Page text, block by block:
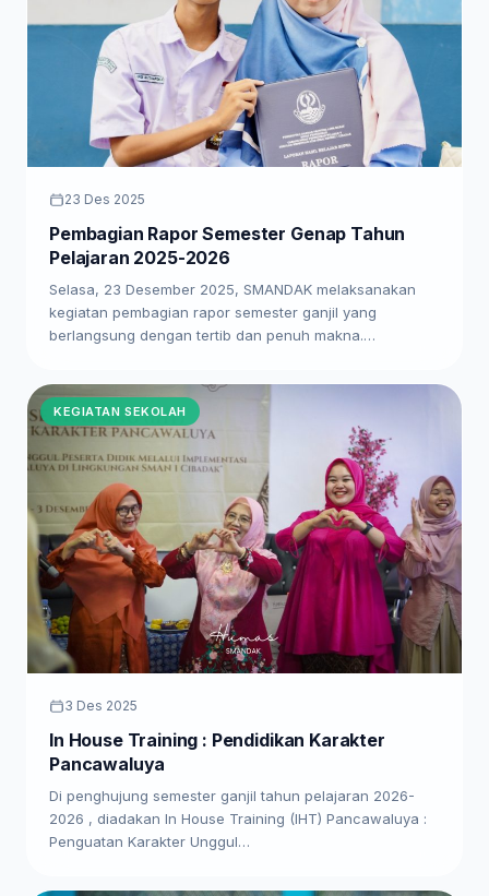
23 Des 2025
Pembagian Rapor Semester Genap Tahun
Pelajaran 2025-2026
Selasa, 23 Desember 2025, SMANDAK melaksanakan
kegiatan pembagian rapor semester ganjil yang
berlangsung dengan tertib dan penuh makna.…
KEGIATAN SEKOLAH
3 Des 2025
In House Training : Pendidikan Karakter
Pancawaluya
Di penghujung semester ganjil tahun pelajaran 2026-
2026 , diadakan In House Training (IHT) Pancawaluya :
Penguatan Karakter Unggul…